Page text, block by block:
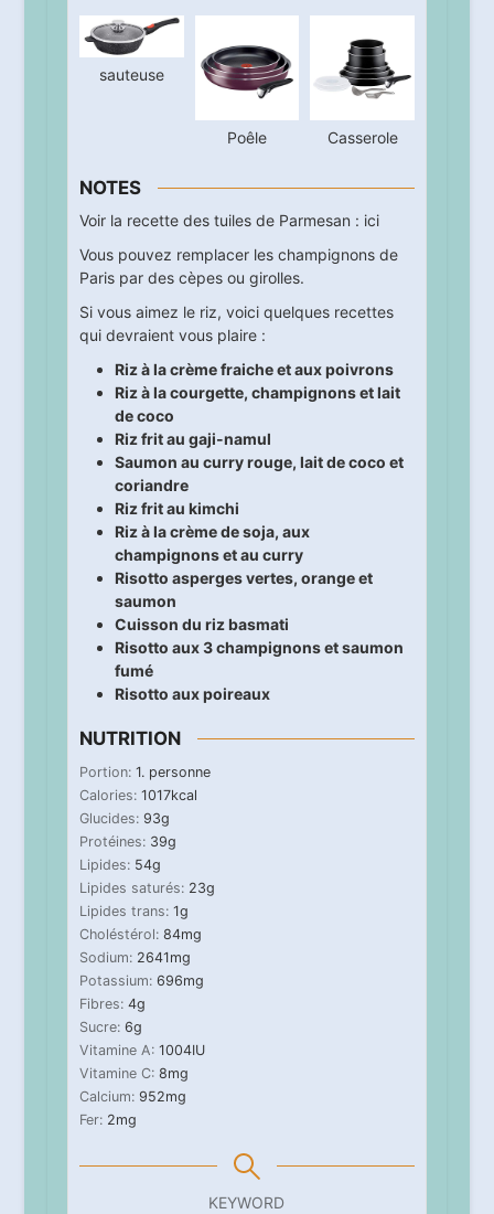
sauteuse
Poêle Casserole
NOTES
Voir la recette des tuiles de Parmesan : ici
Vous pouvez remplacer les champignons de
Paris par des cèpes ou girolles.
Si vous aimez le riz, voici quelques recettes
qui devraient vous plaire :
Riz à la crème fraiche et aux poivrons
Riz à la courgette, champignons et lait
de coco
Riz frit au gaji-namul
Saumon au curry rouge, lait de coco et
coriandre
Riz frit au kimchi
Riz à la crème de soja, aux
champignons et au curry
Risotto asperges vertes, orange et
saumon
Cuisson du riz basmati
Risotto aux 3 champignons et saumon
fumé
Risotto aux poireaux
NUTRITION
Portion: 1. personne
Calories: 1017kcal
Glucides: 93g
Protéines: 39g
Lipides: 54g
Lipides saturés: 23g
Lipides trans: 1g
Choléstérol: 84mg
Sodium: 2641mg
Potassium: 696mg
Fibres: 4g
Sucre: 6g
Vitamine A: 1004IU
Vitamine C: 8mg
Calcium: 952mg
Fer: 2mg
KEYWORD